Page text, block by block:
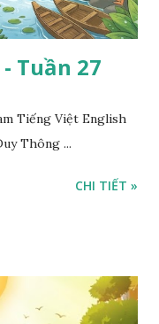
Tuần 27
Tiếng Việt English
Thông ...
CHI TIẾT »